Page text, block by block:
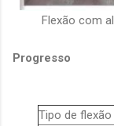
Flexão com
Progresso
Tipo de flexão